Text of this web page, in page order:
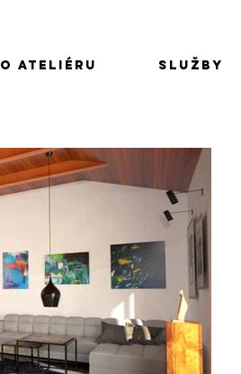
O ateliéru Služby